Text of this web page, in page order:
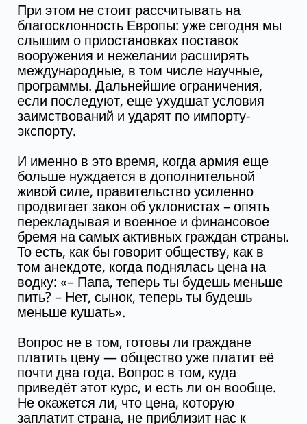
При этом не стоит рассчитывать на
благосклонность Европы: уже сегодня мы
слышим о приостановках поставок
вооружения и нежелании расширять
международные, в том числе научные,
программы. Дальнейшие ограничения,
если последуют, еще ухудшат условия
заимствований и ударят по импорту-
экспорту.
И именно в это время, когда армия еще
больше нуждается в дополнительной
живой силе, правительство усиленно
продвигает закон об уклонистах – опять
перекладывая и военное и финансовое
бремя на самых активных граждан страны.
То есть, как бы говорит обществу, как в
том анекдоте, когда поднялась цена на
водку: «– Папа, теперь ты будешь меньше
пить? – Нет, сынок, теперь ты будешь
меньше кушать».
Вопрос не в том, готовы ли граждане
платить цену — общество уже платит её
почти два года. Вопрос в том, куда
приведёт этот курс, и есть ли он вообще.
Не окажется ли, что цена, которую
заплатит страна, не приблизит нас к